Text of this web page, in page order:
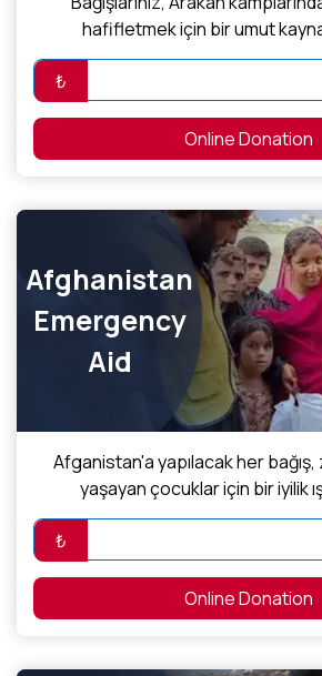
hafifletmek için bir umut
₺
Online Donation
Afghanistan
Emergency
Aid
Afganistan'a yapılacak her
yaşayan çocuklar için bir iyilik
₺
Online Donation